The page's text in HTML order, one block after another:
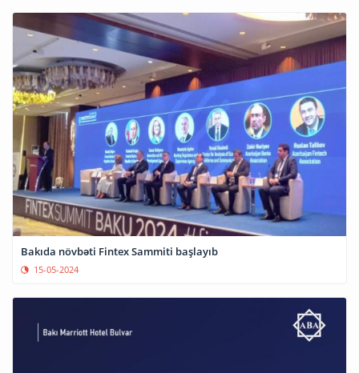
Bakıda növbəti Fintex Sammiti başlayıb
15-05-2024